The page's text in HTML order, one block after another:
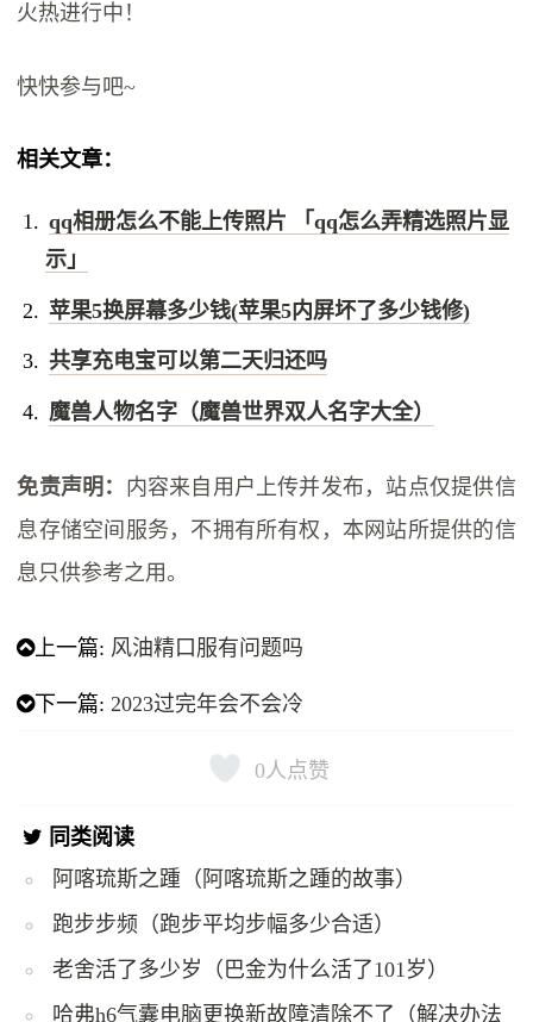
火热进行中！
快快参与吧~
相关文章：
qq相册怎么不能上传照片 「qq怎么弄精选照片显
示」
苹果5换屏幕多少钱(苹果5内屏坏了多少钱修)
共享充电宝可以第二天归还吗
魔兽人物名字（魔兽世界双人名字大全）
免责声明： 内容来自用户上传并发布，站点仅提供信
息存储空间服务，不拥有所有权，本网站所提供的信
息只供参考之用。
上一篇: 风油精口服有问题吗
下一篇:2023过完年会不会冷
0人点赞
同类阅读
阿喀琉斯之踵（阿喀琉斯之踵的故事）
跑步步频（跑步平均步幅多少合适）
老舍活了多少岁（巴金为什么活了101岁）
哈弗h6气囊电脑更换新故障清除不了（解决办法